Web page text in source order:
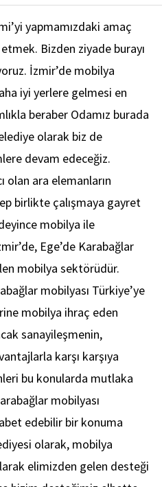
yapmamızdaki amaç
Bizden ziyade burayı
İzmir’de mobilya
iyi yerlere gelmesi en
beraber Odamız burada
olarak biz de
devam edeceğiz.
olan ara elemanların
birlikte çalışmaya gayret
mobilya ile
Ege’de Karabağlar
mobilya sektörüdür.
mobilyası Türkiye’ye
mobilya ihraç eden
sanayileşmenin,
karşı karşıya
bu konularda mutlaka
mobilyası
edebilir bir konuma
olarak, mobilya
elimizden gelen desteği